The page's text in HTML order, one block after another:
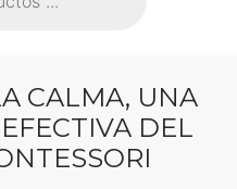
CALMA, UNA
DEL